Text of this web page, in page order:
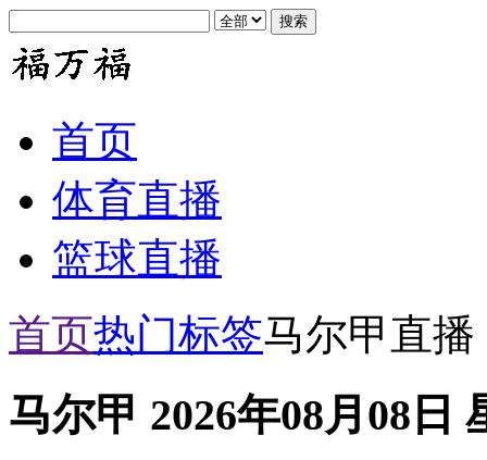
首页
体育直播
篮球直播
首页热门标签马尔甲直播
马尔甲 2026年08月08日